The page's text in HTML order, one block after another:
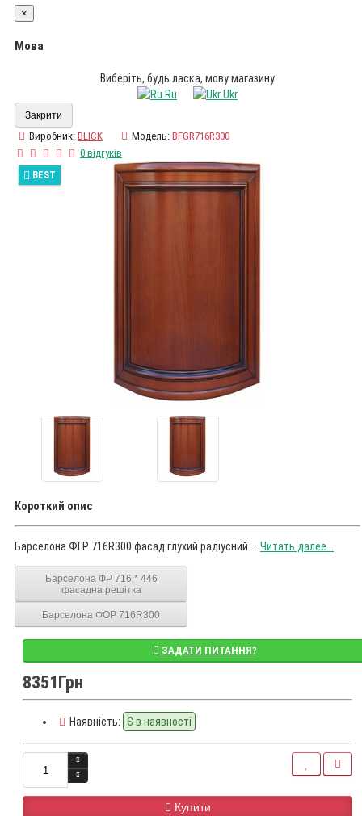
×
Мова
Виберіть, будь ласка, мову магазину
Ru
Ukr
Закрити
Виробник: BLICK Модель: BFGR716R300
0 відгуків
BEST
Короткий опис
Барселона ФГР 716R300 фасад глухий радіусний ... Читать далее...
Барселона ФР 716 * 446
фасадна решітка
Барселона ФОР 716R300
ЗАДАТИ ПИТАННЯ?
8351Грн
Наявність: Є в наявності
Купити